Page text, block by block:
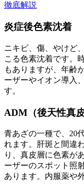
徹底解説
炎症後色素沈着
ニキビ、傷、やけど
こる色素沈着です。
もありますが、年齢
ーザーやイオン導入
す。
ADM（後天性真
青あざの一種で、20
れます。肝斑と間違
り、真皮層に色素が
ーザーのスポット照
あります。内服薬や